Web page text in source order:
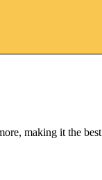
making it the best